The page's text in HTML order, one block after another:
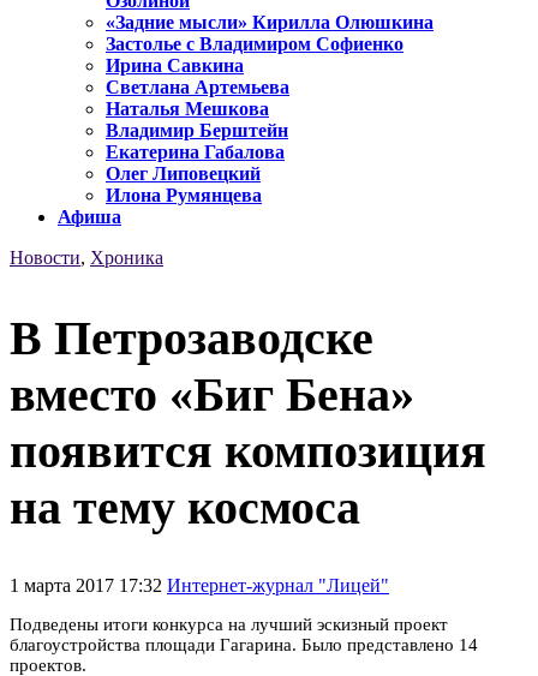
«Задние мысли» Кирилла Олюшкина
Застолье с Владимиром Софиенко
Ирина Савкина
Светлана Артемьева
Наталья Мешкова
Владимир Берштейн
Екатерина Габалова
Олег Липовецкий
Илона Румянцева
Афиша
Новости, Хроника
В Петрозаводске
вместо «Биг Бена»
появится композиция
на тему космоса
1 марта 2017 17:32 Интернет-журнал "Лицей"
Подведены итоги конкурса на лучший эскизный проект
благоустройства площади Гагарина. Было представлено 14
проектов.